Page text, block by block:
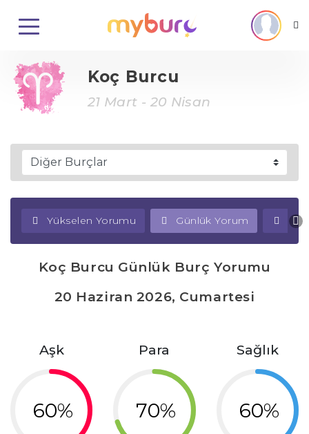
Koç Burcu
21 Mart - 20 Nisan
Yükselen Yorumu Günlük Yorum
Koç Burcu Günlük Burç Yorumu
20 Haziran 2026, Cumartesi
Aşk
60%
Para
70%
Sağlık
60%